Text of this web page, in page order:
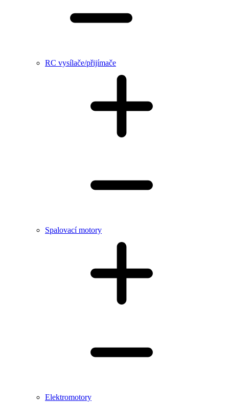
RC vysílače/přijímače
Spalovací motory
Elektromotory